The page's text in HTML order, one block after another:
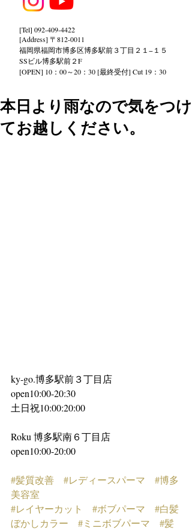
[Tel] 092-409-4422
[Address] 〒812-0011
福岡県福岡市博多区博多駅前３丁目２１−１５
SSビル博多駅前２F
[OPEN] 10：00～20：30 [最終受付] Cut 19：30
本日より雨なので気をつけ
てお越しください。
ky-go.博多駅前３丁目店
open10:00-20:30
土日祝10:00:20:00
Roku 博多駅南６丁目店
open10:00-20:00
#髪質改善 #レディースパーマ
#博多
美容室
#レイヤーカット
#ボブパーマ
#白髪
ぼかしカラー
#ミニボブパーマ
#髪